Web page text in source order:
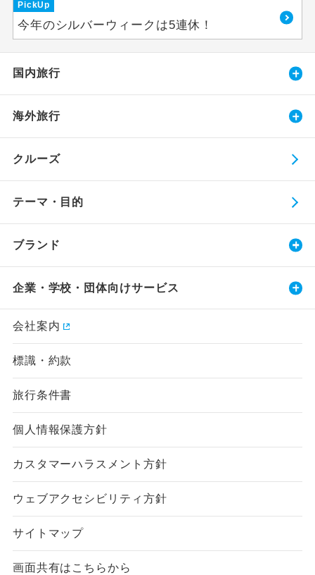
PickUp
今年のシルバーウィークは5連休！
国内旅行
海外旅行
クルーズ
テーマ・目的
ブランド
企業・学校・団体向けサービス
会社案内
標識・約款
旅行条件書
個人情報保護方針
カスタマーハラスメント方針
ウェブアクセシビリティ方針
サイトマップ
画面共有はこちらから